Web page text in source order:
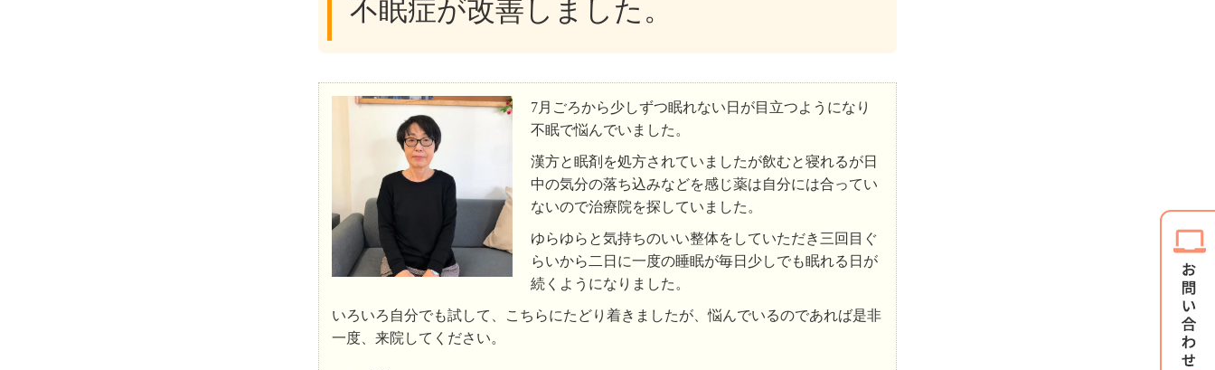
不眠症が改善しました。
7月ごろから少しずつ眠れない日が目立つようになり
不眠で悩んでいました。
漢方と眠剤を処方されていましたが飲むと寝れるが日
中の気分の落ち込みなどを感じ薬は自分には合ってい
ないので治療院を探していました。
ゆらゆらと気持ちのいい整体をしていただき三回目ぐ
らいから二日に一度の睡眠が毎日少しでも眠れる日が
続くようになりました。
いろいろ自分でも試して、こちらにたどり着きましたが、悩んでいるのであれば是非
一度、来院してください。